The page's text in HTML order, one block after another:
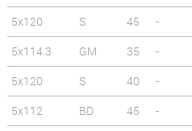
5x120
S 45 -
5x114.3
GM 35 -
5x120
S 40 -
5x112
BD 45 -